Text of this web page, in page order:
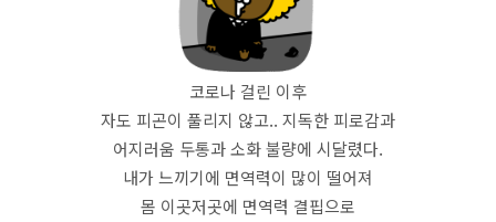
코로나 걸린 이후
자도 피곤이 풀리지 않고.. 지독한 피로감과
어지러움 두통과 소화 불량에 시달렸다.
내가 느끼기에 면역력이 많이 떨어져
몸 이곳저곳에 면역력 결핍으로